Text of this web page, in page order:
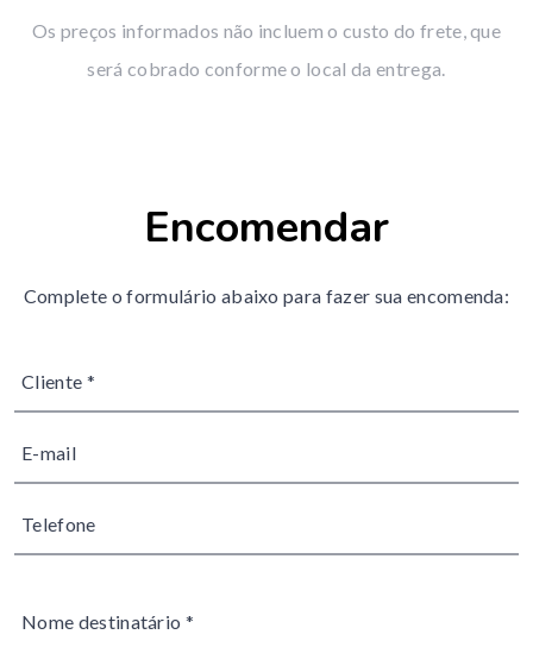
Os preços informados não incluem o custo do frete, que
será cobrado conforme o local da entrega.
Encomendar
Complete o formulário abaixo para fazer sua encomenda: